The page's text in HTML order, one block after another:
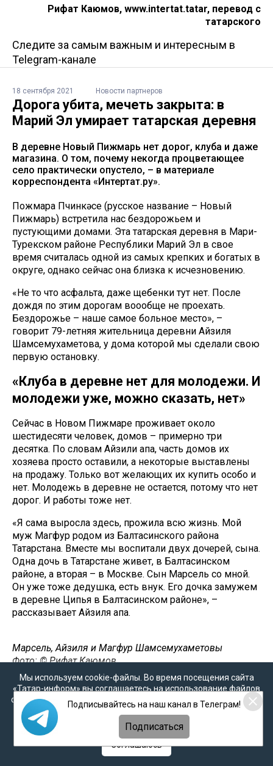
Рифат Каюмов, www.intertat.tatar, перевод с
татарского
Следите за самым важным и интересным в
Telegram-канале
18 сентября 2021 Новости партнеров
Дорога убита, мечеть закрыта: в
Марий Эл умирает татарская деревня
В деревне Новый Пижмарь нет дорог, клуба и даже
магазина. О том, почему некогда процветающее
село практически опустело, – в материале
корреспондента «Интертат.ру».
Пожмара Пүчинкәсе (русское название – Новый
Пижмарь) встретила нас бездорожьем и
пустующими домами. Эта татарская деревня в Мари-
Турекском районе Республики Марий Эл в свое
время считалась одной из самых крепких и богатых в
округе, однако сейчас она близка к исчезновению.
«Не то что асфальта, даже щебенки тут нет. После
дождя по этим дорогам воообще не проехать.
Бездорожье – наше самое больное место», –
говорит 79-летняя жительница деревни Айзиля
Шамсемухаметова, у дома которой мы сделали свою
первую остановку.
«Клуба в деревне нет для молодежи. И
молодежи уже, можно сказать, нет»
Сейчас в Новом Пижмаре проживает около
шестидесяти человек, домов – примерно три
десятка. По словам Айзили апа, часть домов их
хозяева просто оставили, а некоторые выставлены
на продажу. Только вот желающих их купить особо и
нет. Молодежь в деревне не остается, потому что нет
дорог. И работы тоже нет.
«Я сама выросла здесь, прожила всю жизнь. Мой
муж Магфур родом из Балтасинского района
Татарстана. Вместе мы воспитали двух дочерей, сына.
Одна дочь в Татарстане живет, в Балтасинском
районе, а вторая – в Москве. Сын Марсель со мной.
Он уже тоже дедушка, есть внук. Его дочка замужем
в деревне Ципья в Балтасинском районе», –
рассказывает Айзиля апа.
Марсель, Айзиля и Магфур Шамсемухаметовы
Фото: © Рифат Каюмов
По ее словам, молодежь из деревни уезжает, потому
что нет никаких условий.
«Клуба в деревне для молодежи нет. И молодежи
уже, можно сказать, нет. Большинство у нас тут
пенсионеры. И магазина в деревне нет. Продукты
Мы используем cookie-файлы. Во время посещения сайта
«Татар-информ» вы соглашаетесь на использование файлов
cookie в соответствии с настоящим уведомлением, согласием
наобработку персональных данных,Политикой о
персональных данных
Политикой конфиденциальности
Соглашаюсь
Подписывайтесь на наш канал в Телеграм!
Подписаться